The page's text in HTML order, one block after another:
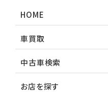
HOME
車買取
中古車検索
お店を探す